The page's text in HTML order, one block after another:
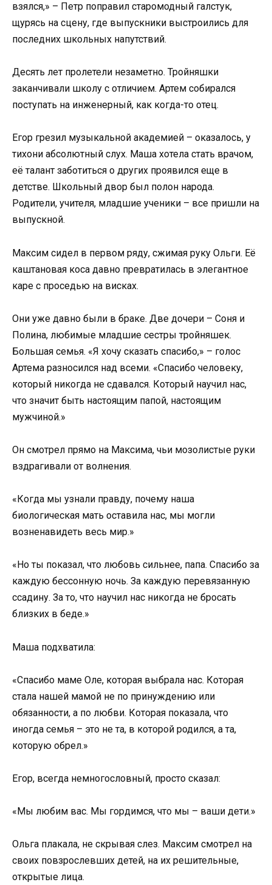
взялся,» – Петр поправил старомодный галстук,
щурясь на сцену, где выпускники выстроились для
последних школьных напутствий.
Десять лет пролетели незаметно. Тройняшки
заканчивали школу с отличием. Артем собирался
поступать на инженерный, как когда-то отец.
Егор грезил музыкальной академией – оказалось, у
тихони абсолютный слух. Маша хотела стать врачом,
её талант заботиться о других проявился еще в
детстве. Школьный двор был полон народа.
Родители, учителя, младшие ученики – все пришли на
выпускной.
Максим сидел в первом ряду, сжимая руку Ольги. Её
каштановая коса давно превратилась в элегантное
каре с проседью на висках.
Они уже давно были в браке. Две дочери – Соня и
Полина, любимые младшие сестры тройняшек.
Большая семья. «Я хочу сказать спасибо,» – голос
Артема разносился над всеми. «Спасибо человеку,
который никогда не сдавался. Который научил нас,
что значит быть настоящим папой, настоящим
мужчиной.»
Он смотрел прямо на Максима, чьи мозолистые руки
вздрагивали от волнения.
«Когда мы узнали правду, почему наша
биологическая мать оставила нас, мы могли
возненавидеть весь мир.»
«Но ты показал, что любовь сильнее, папа. Спасибо за
каждую бессонную ночь. За каждую перевязанную
ссадину. За то, что научил нас никогда не бросать
близких в беде.»
Маша подхватила:
«Спасибо маме Оле, которая выбрала нас. Которая
стала нашей мамой не по принуждению или
обязанности, а по любви. Которая показала, что
иногда семья – это не та, в которой родился, а та,
которую обрел.»
Егор, всегда немногословный, просто сказал:
«Мы любим вас. Мы гордимся, что мы – ваши дети.»
Ольга плакала, не скрывая слез. Максим смотрел на
своих повзрослевших детей, на их решительные,
открытые лица.